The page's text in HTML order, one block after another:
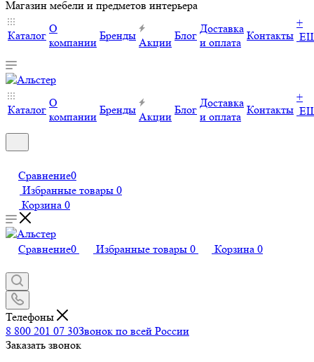
Магазин мебели и предметов интерьера
Каталог
О
компании
Бренды
Акции
Блог
Доставка
и оплата
Контакты
+
Каталог
О
компании
Бренды
Акции
Блог
Доставка
и оплата
Контакты
+
Сравнение0
Избранные товары 0
Корзина 0
Сравнение0 Избранные товары 0 Корзина 0
Телефоны
8 800 201 07 30Звонок по всей России
Заказать звонок